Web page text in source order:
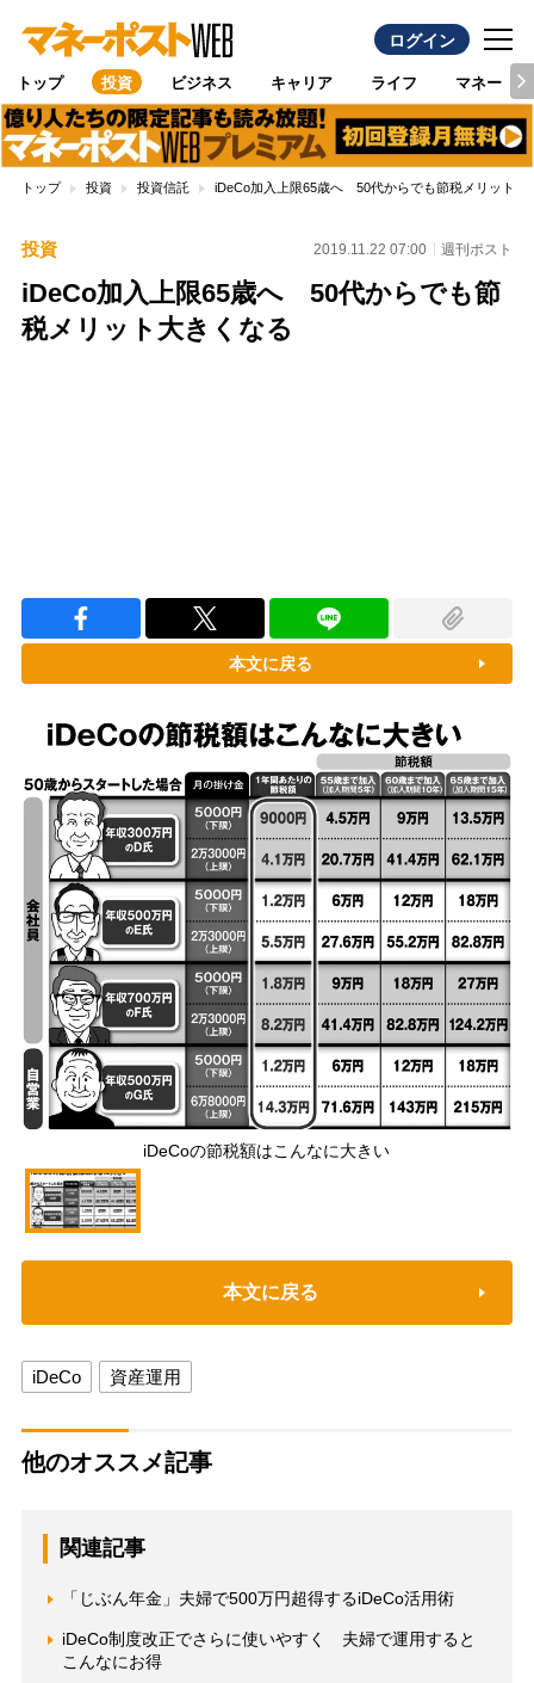
ログイン
トップ 投資 ビジネス キャリア ライフ マネー
トップ 投資 投資信託 iDeCo加入上限65歳へ 50代からでも節税メリット大
投資 2019.11.22 07:00 週刊ポスト
iDeCo加入上限65歳へ 50代からでも節
税メリット大きくなる
本文に戻る
iDeCoの節税額はこんなに大きい
本文に戻る
iDeCo 資産運用
他のオススメ記事
関連記事
「じぶん年金」夫婦で500万円超得するiDeCo活用術
iDeCo制度改正でさらに使いやすく 夫婦で運用すると
こんなにお得